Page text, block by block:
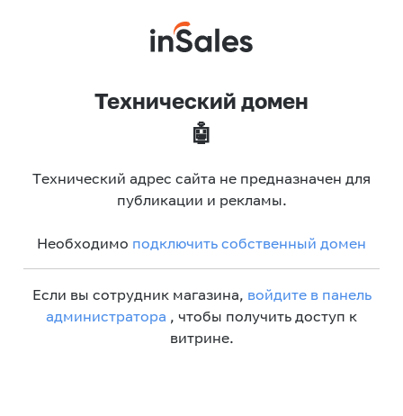
Технический домен
🤖
Технический адрес сайта не предназначен для
публикации и рекламы.
Необходимо подключить собственный домен
Если вы сотрудник магазина, войдите в панель
администратора , чтобы получить доступ к
витрине.